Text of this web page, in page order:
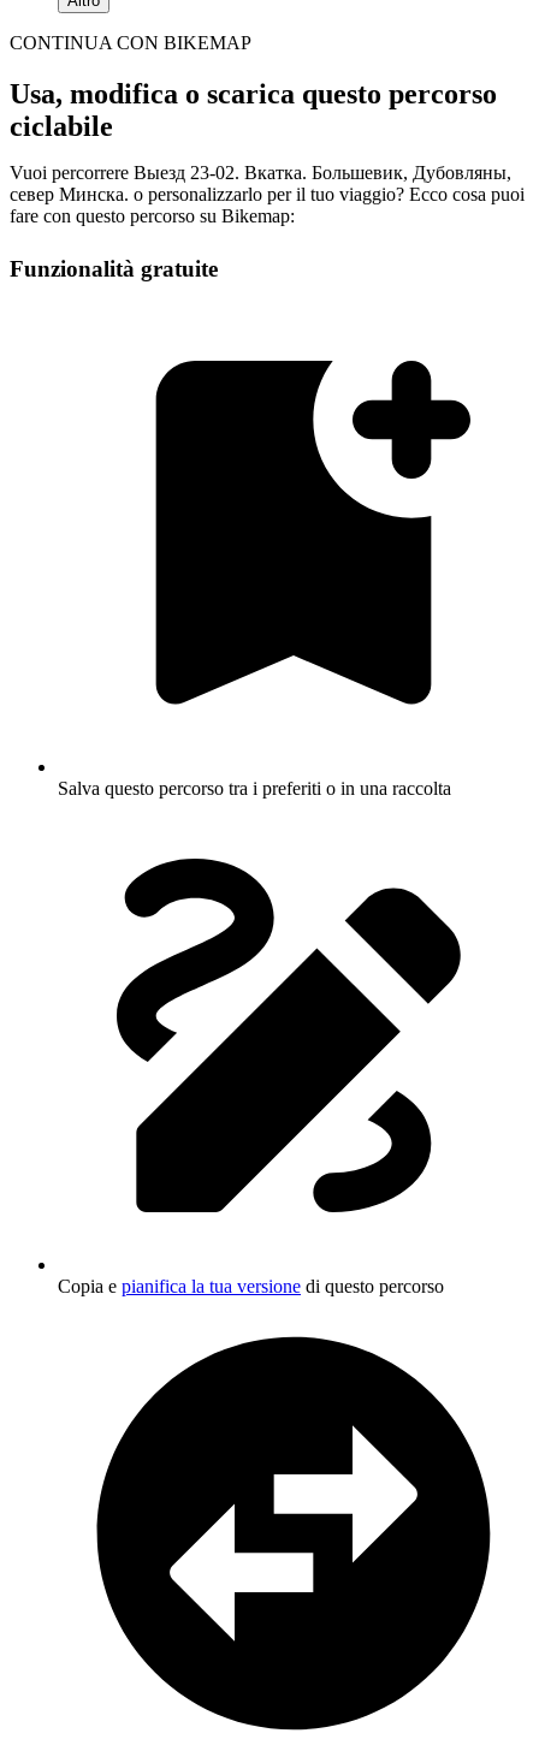
CONTINUA CON BIKEMAP
Usa, modifica o scarica questo percorso
ciclabile
Vuoi percorrere Выезд 23-02. Вкатка. Большевик, Дубовляны,
север Минска. o personalizzarlo per il tuo viaggio? Ecco cosa puoi
fare con questo percorso su Bikemap:
Funzionalità gratuite
Salva questo percorso tra i preferiti o in una raccolta
Copia e pianifica la tua versione di questo percorso